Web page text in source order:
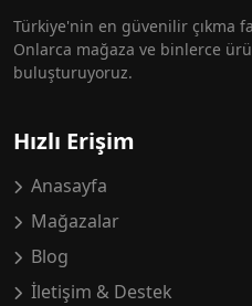
Türkiye'nin en güvenilir çıkma
Onlarca mağaza ve binlerce
buluşturuyoruz.
Hızlı Erişim
Anasayfa
Mağazalar
Blog
İletişim & Destek